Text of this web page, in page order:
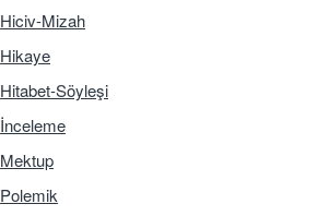
Hiciv-Mizah
Hikaye
Hitabet-Söyleşi
İnceleme
Mektup
Polemik